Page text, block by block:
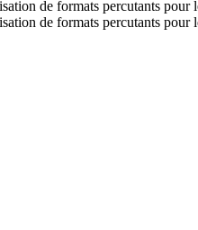
de formats percutants pour
de formats percutants pour